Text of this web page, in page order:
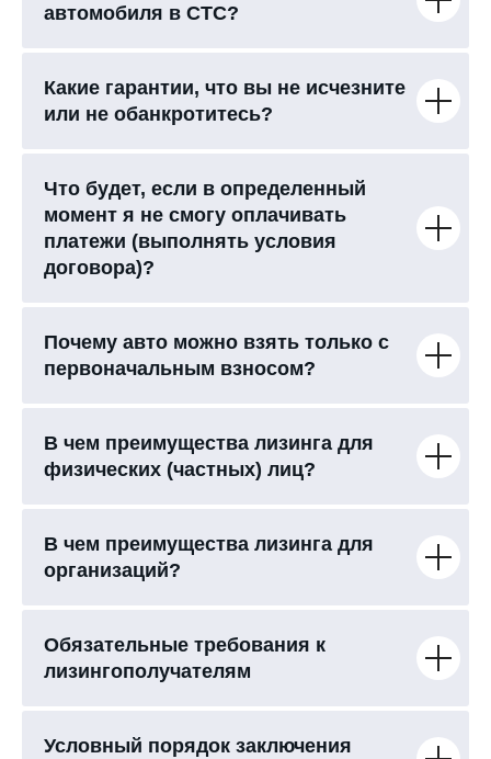
автомобиля в СТС?
Какие гарантии, что вы не исчезните
или не обанкротитесь?
Что будет, если в определенный
момент я не смогу оплачивать
платежи (выполнять условия
договора)?
Почему авто можно взять только с
первоначальным взносом?
В чем преимущества лизинга для
физических (частных) лиц?
В чем преимущества лизинга для
организаций?
Обязательные требования к
лизингополучателям
Условный порядок заключения